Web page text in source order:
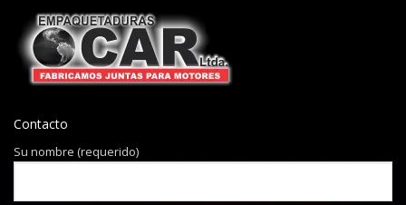
Contacto
Su nombre (requerido)